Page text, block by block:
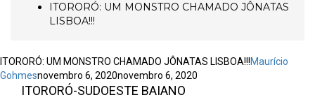
ITORORÓ: UM MONSTRO CHAMADO JÔNATAS
LISBOA!!!
ITORORÓ: UM MONSTRO CHAMADO JÔNATAS LISBOA!!!Maurício
Gohmesnovembro 6, 2020novembro 6, 2020
ITORORÓ-SUDOESTE BAIANO